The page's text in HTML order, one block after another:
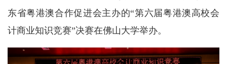
东省粤港澳合作促进会主办的“第六届粤港澳高校会
计商业知识竞赛”决赛在佛山大学举办。